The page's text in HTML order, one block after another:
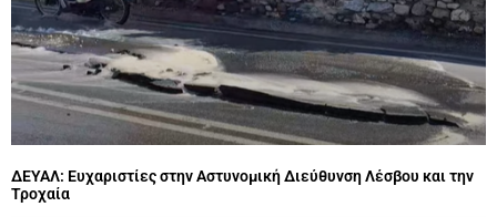
ΔΕΥΑΛ: Ευχαριστίες στην Αστυνομική Διεύθυνση Λέσβου και την
Τροχαία